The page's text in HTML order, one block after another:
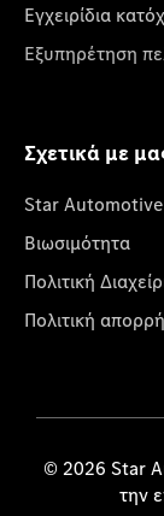
Εγχειρίδια
Εξυπηρέτηση
Σχετικά με
Star
Βιωσιμότητα
Πολιτική
Πολιτική
© 2026 Star
την